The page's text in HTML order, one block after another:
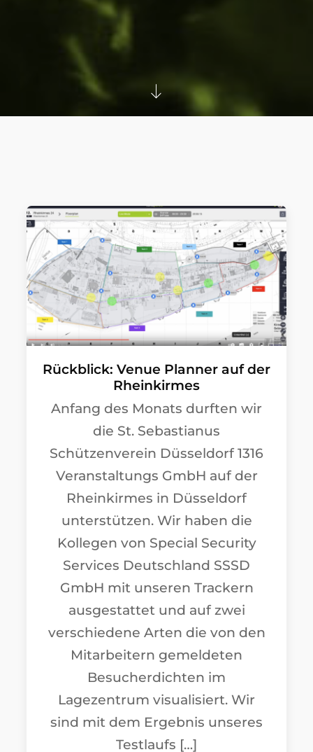
Rückblick: Venue Planner auf der
Rheinkirmes
Anfang des Monats durften wir
die St. Sebastianus
Schützenverein Düsseldorf 1316
Veranstaltungs GmbH auf der
Rheinkirmes in Düsseldorf
unterstützen. Wir haben die
Kollegen von Special Security
Services Deutschland SSSD
GmbH mit unseren Trackern
ausgestattet und auf zwei
verschiedene Arten die von den
Mitarbeitern gemeldeten
Besucherdichten im
Lagezentrum visualisiert. Wir
sind mit dem Ergebnis unseres
Testlaufs […]